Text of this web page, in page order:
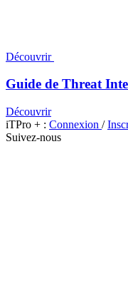
Découvrir
Guide de Threat
Découvrir
iTPro + : Connexion /
Suivez-nous